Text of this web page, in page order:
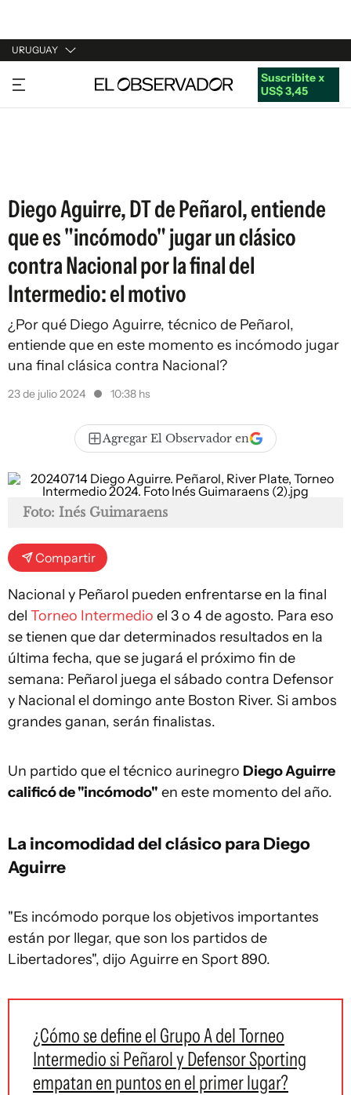
URUGUAY
URUGUAY
ARGENTINA
Suscribite x
US$ 3,45
Diego Aguirre, DT de Peñarol, entiende
que es "incómodo" jugar un clásico
contra Nacional por la final del
Intermedio: el motivo
¿Por qué Diego Aguirre, técnico de Peñarol,
entiende que en este momento es incómodo jugar
una final clásica contra Nacional?
23 de julio 2024 10:38 hs
Agregar El Observador en
Foto: Inés Guimaraens
Compartir
Nacional y Peñarol pueden enfrentarse en la final
del Torneo Intermedio el 3 o 4 de agosto. Para eso
se tienen que dar determinados resultados en la
última fecha, que se jugará el próximo fin de
semana: Peñarol juega el sábado contra Defensor
y Nacional el domingo ante Boston River. Si ambos
grandes ganan, serán finalistas.
Un partido que el técnico aurinegro Diego Aguirre
calificó de "incómodo" en este momento del año.
La incomodidad del clásico para Diego
Aguirre
"Es incómodo porque los objetivos importantes
están por llegar, que son los partidos de
Libertadores", dijo Aguirre en Sport 890.
¿Cómo se define el Grupo A del Torneo
Intermedio si Peñarol y Defensor Sporting
empatan en puntos en el primer lugar?